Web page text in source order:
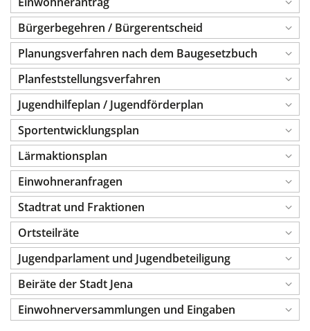
Bürgerbegehren / Bürgerentscheid
Planungsverfahren nach dem Baugesetzbuch
Planfeststellungsverfahren
Jugendhilfeplan / Jugendförderplan
Sportentwicklungsplan
Lärmaktionsplan
Einwohneranfragen
Stadtrat und Fraktionen
Ortsteilräte
Jugendparlament und Jugendbeteiligung
Beiräte der Stadt Jena
Einwohnerversammlungen und Eingaben